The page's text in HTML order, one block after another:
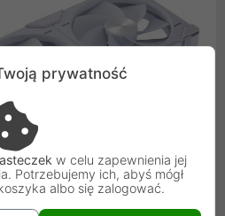
prywatność
w celu zapewnienia jej
Potrzebujemy ich, abyś mógł
albo się zalogować.